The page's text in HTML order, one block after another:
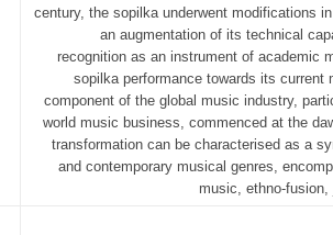
century, the sopilka underwent modifications
an augmentation of its technical
recognition as an instrument of academic
sopilka performance towards its current
component of the global music industry,
world music business, commenced at the
transformation can be characterised as a
and contemporary musical genres,
music, ethno-